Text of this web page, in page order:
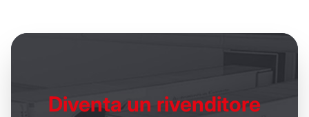
Diventa un rivenditore